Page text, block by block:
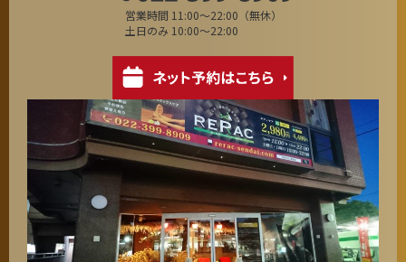
営業時間 11:00～22:00（無休）
土日のみ 10:00～22:00